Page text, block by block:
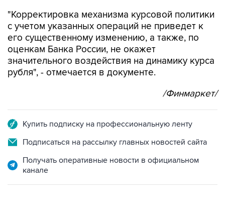
"Корректировка механизма курсовой политики
с учетом указанных операций не приведет к
его существенному изменению, а также, по
оценкам Банка России, не окажет
значительного воздействия на динамику курса
рубля", - отмечается в документе.
/Финмаркет/
Купить подписку на профессиональную ленту
Подписаться на рассылку главных новостей сайта
Получать оперативные новости в официальном
канале